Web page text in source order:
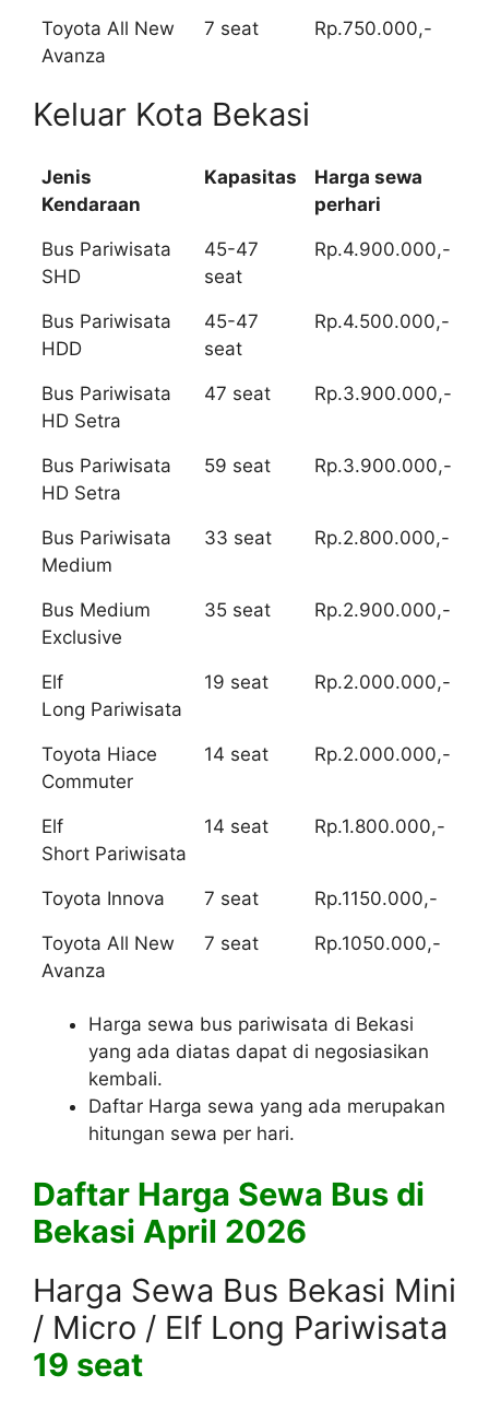
Toyota All New
Avanza
7 seat Rp.750.000,-
Keluar Kota Bekasi
Jenis
Kendaraan
Kapasitas
Harga sewa
perhari
Bus Pariwisata
SHD
45-47
seat
Rp.4.900.000,-
Bus Pariwisata
HDD
45-47
seat
Rp.4.500.000,-
Bus Pariwisata
HD Setra
47 seat Rp.3.900.000,-
Bus Pariwisata
HD Setra
59 seat Rp.3.900.000,-
Bus Pariwisata
Medium
33 seat Rp.2.800.000,-
Bus Medium
Exclusive
35 seat Rp.2.900.000,-
Elf
Long Pariwisata
19 seat Rp.2.000.000,-
Toyota Hiace
Commuter
14 seat Rp.2.000.000,-
Elf
Short Pariwisata
14 seat Rp.1.800.000,-
Toyota Innova 7 seat Rp.1150.000,-
Toyota All New
Avanza
7 seat Rp.1050.000,-
Harga sewa bus pariwisata di Bekasi
yang ada diatas dapat di negosiasikan
kembali.
Daftar Harga sewa yang ada merupakan
hitungan sewa per hari.
Daftar Harga Sewa Bus di
Bekasi April 2026
Harga Sewa Bus Bekasi Mini
/ Micro / Elf Long Pariwisata
19 seat